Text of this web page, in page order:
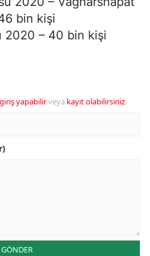
bin kişi
2020 – 40 bin kişi
giriş yapabilirveya kayıt olabilirsiniz.
GÖNDER